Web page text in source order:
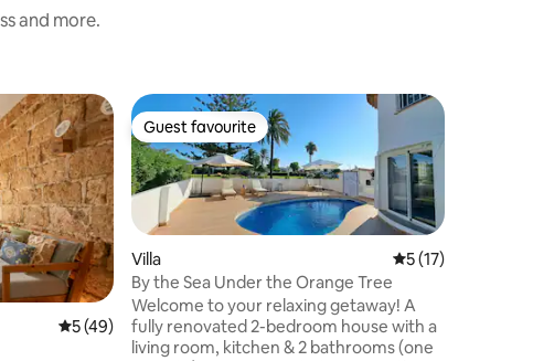
and more.
5 out of 5 average rating, 49 reviews
5 (49)
Guest favourite
Guest favourite
Villa 5 out of 5
5 (17)
By the Sea Under the Orange Tree
Welcome to your relaxing getaway! A
fully renovated 2-bedroom house with a
living room, kitchen & 2 bathrooms (one